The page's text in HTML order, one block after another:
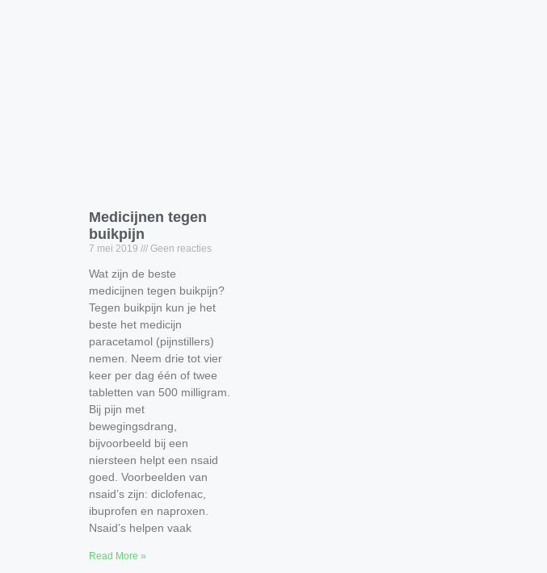
Medicijnen tegen
buikpijn
7 mei 2019 Geen reacties
Wat zijn de beste
medicijnen tegen buikpijn?
Tegen buikpijn kun je het
beste het medicijn
paracetamol (pijnstillers)
nemen. Neem drie tot vier
keer per dag één of twee
tabletten van 500 milligram.
Bij pijn met
bewegingsdrang,
bijvoorbeeld bij een
niersteen helpt een nsaid
goed. Voorbeelden van
nsaid’s zijn: diclofenac,
ibuprofen en naproxen.
Nsaid’s helpen vaak
Read More »